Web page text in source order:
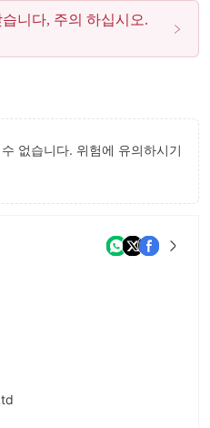
니다, 주의 하십시오.
없습니다. 위험에 유의하시기